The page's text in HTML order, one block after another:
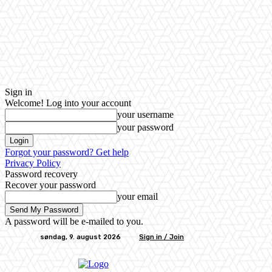
Sign in
Welcome! Log into your account
your username
your password
Forgot your password? Get help
Privacy Policy
Password recovery
Recover your password
your email
A password will be e-mailed to you.
søndag, 9. august 2026 Sign in / Join